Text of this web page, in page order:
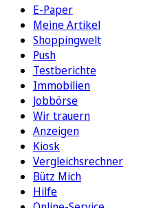
E-Paper
Meine Artikel
Shoppingwelt
Push
Testberichte
Immobilien
Jobbörse
Wir trauern
Anzeigen
Kiosk
Vergleichsrechner
Bütz Mich
Hilfe